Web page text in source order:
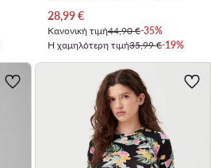
Τρέχουσα τιμή
28,99€
Κανονική τιμή44,90 €-35%
Η χαμηλότερη τιμή35,99 €-19%